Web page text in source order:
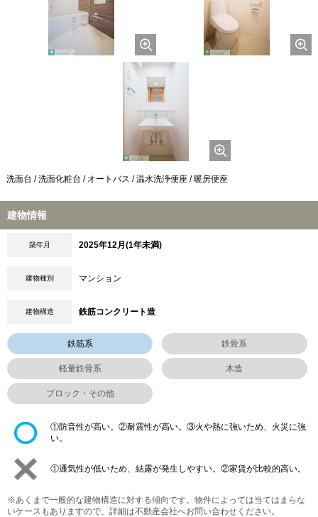
洗面台 / 洗面化粧台 / オートバス / 温水洗浄便座 / 暖房便座
建物情報
築年月 2025年12月(1年未満)
建物種別 マンション
建物構造 鉄筋コンクリート造
鉄筋系 鉄骨系
軽量鉄骨系 木造
ブロック・その他
①防音性が高い。②耐震性が高い。③火や熱に強いため、火災に強
い。
①通気性が低いため、結露が発生しやすい。②家賃が比較的高い。
※あくまで一般的な建物構造に対する傾向です。物件によっては当てはまらな
いケースもありますので、詳細は不動産会社へお問い合わせください。